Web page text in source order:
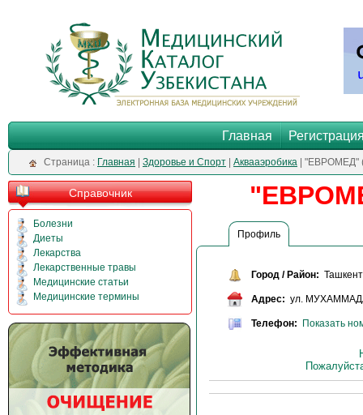
Главная
Cтраница : Главная Здоровье и Спорт Аквааэробика | "ЕВРОМЕД"
Справочник
Болезни
Диеты
Лекарства
Лекарственные травы
Медицинские статьи
Медицинские термины
Профиль
Город / Район:
Адрес: ул.
Телефон: Показать